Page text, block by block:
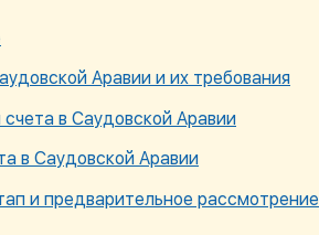
Аравии и их требования
в Саудовской Аравии
в Саудовской Аравии
и предварительное рассмотрение